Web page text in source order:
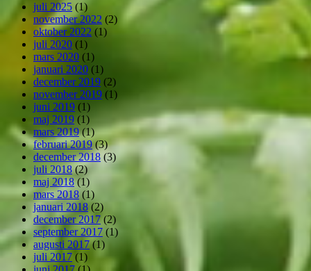
juli 2025 (1)
november 2022 (2)
oktober 2022 (1)
juli 2020 (1)
mars 2020 (1)
januari 2020 (1)
december 2019 (2)
november 2019 (1)
juni 2019 (1)
maj 2019 (1)
mars 2019(1)
februari 2019(3)
december 2018 (3)
juli 2018(2)
maj 2018(1)
mars 2018(1)
januari 2018 (2)
december 2017(2)
september 2017 (1)
augusti 2017(1)
juli 2017 (1)